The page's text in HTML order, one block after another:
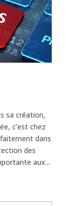
sa création,
c’est chez
dans
des
aux...